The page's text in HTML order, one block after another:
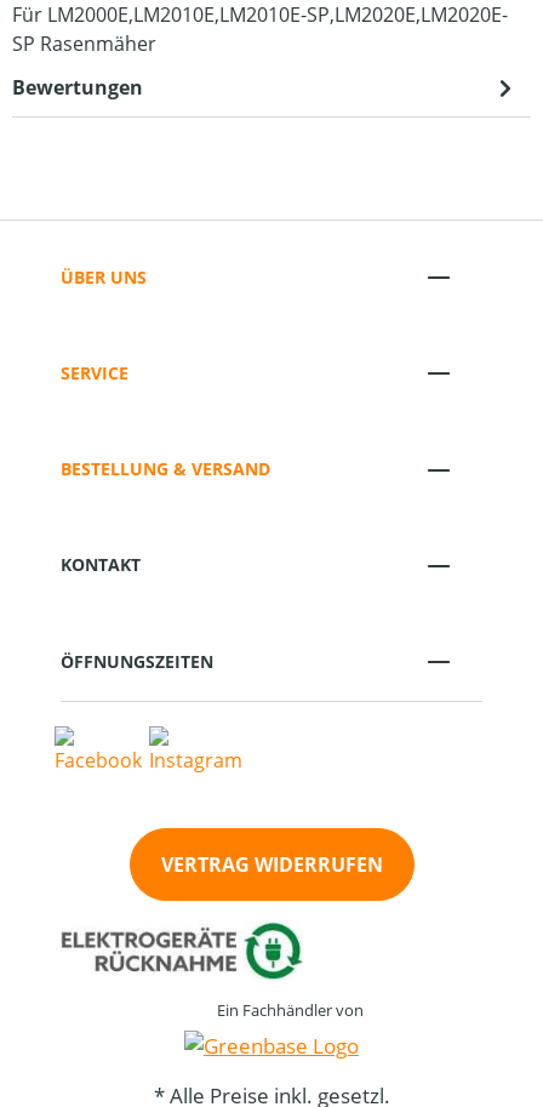
Für LM2000E,LM2010E,LM2010E-SP,LM2020E,LM2020E-
SP Rasenmäher
Bewertungen
ÜBER UNS
SERVICE
BESTELLUNG & VERSAND
KONTAKT
ÖFFNUNGSZEITEN
VERTRAG WIDERRUFEN
Ein Fachhändler von
* Alle Preise inkl. gesetzl.